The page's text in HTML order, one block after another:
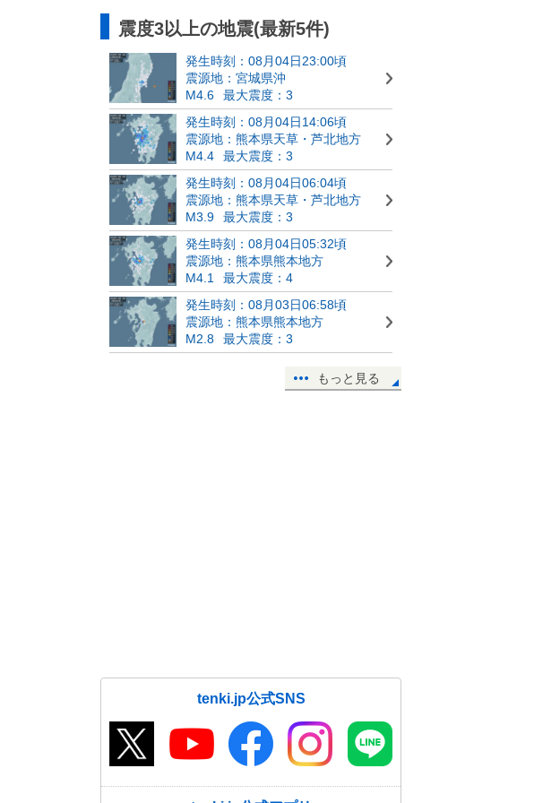
震度3以上の地震(最新5件)
発生時刻：08月04日23:00頃
震源地：宮城県沖
M4.6
最大震度：3
発生時刻：08月04日14:06頃
震源地：熊本県天草・芦北地方
M4.4
最大震度：3
発生時刻：08月04日06:04頃
震源地：熊本県天草・芦北地方
M3.9
最大震度：3
発生時刻：08月04日05:32頃
震源地：熊本県熊本地方
M4.1
最大震度：4
発生時刻：08月03日06:58頃
震源地：熊本県熊本地方
M2.8
最大震度：3
もっと見る
tenki.jp公式SNS